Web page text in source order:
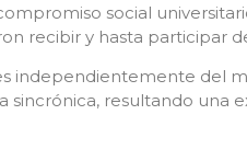
social
recibir y hasta participar
independientemente del
resultando una